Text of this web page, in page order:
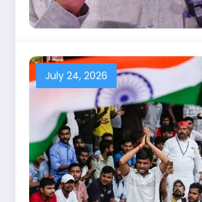
July 24, 2026